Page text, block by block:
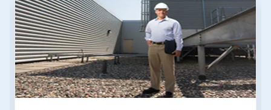
est
un
carrousel.
Utilisez
les
boutons
Suivant
et
Précédent